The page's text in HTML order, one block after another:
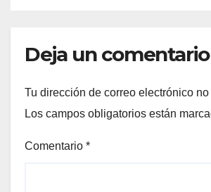
Deja un comentario
Tu dirección de correo electrónico
Los campos obligatorios están
Comentario *